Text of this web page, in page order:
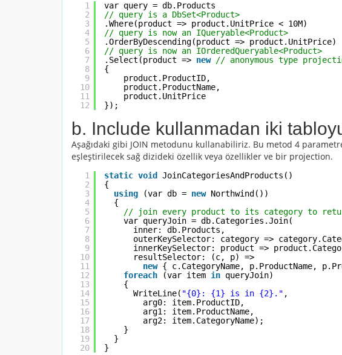
1
2
3
4
5
6
7
8
9
10
11
12
var query = db.Products
// query is a DbSet<Product>
.Where(product => product.UnitPrice < 10M)
// query is now an IQueryable<Product>
.OrderByDescending(product => product.UnitPrice)
// query is now an IOrderedQueryable<Product>
.Select(product => new
// anonymous type
{
product.ProductID,
product.ProductName,
product.UnitPrice
});
b. Include kullanmadan iki
Aşağıdaki gibi JOIN metodunu kullanabiliriz. Bu metod 4
eşleştirilecek sağ dizideki özellik veya özellikler ve bir projection.
1
2
3
4
5
6
7
8
9
10
11
12
13
14
15
16
17
18
19
20
static void
JoinCategoriesAndProducts()
{
using
(var db = new Northwind())
{
// join every product to its category to
var queryJoin = db.Categories.Join(
inner: db.Products,
outerKeySelector: category =>
innerKeySelector: product =>
resultSelector: (c, p) =>
new { c.CategoryName, p.ProductName,
foreach
(var item in queryJoin)
{
WriteLine( "{0}: {1} is in {2}." ,
arg0: item.ProductID,
arg1: item.ProductName,
arg2: item.CategoryName);
}
}
}